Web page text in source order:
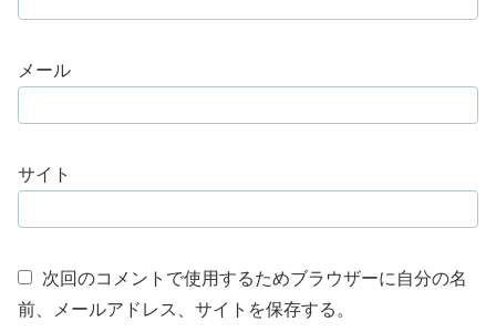
メール
サイト
次回のコメントで使用するためブラウザーに自分の名
前、メールアドレス、サイトを保存する。